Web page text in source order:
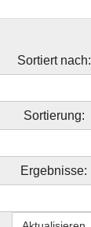
Sortiert nach:
Sortierung:
Ergebnisse: